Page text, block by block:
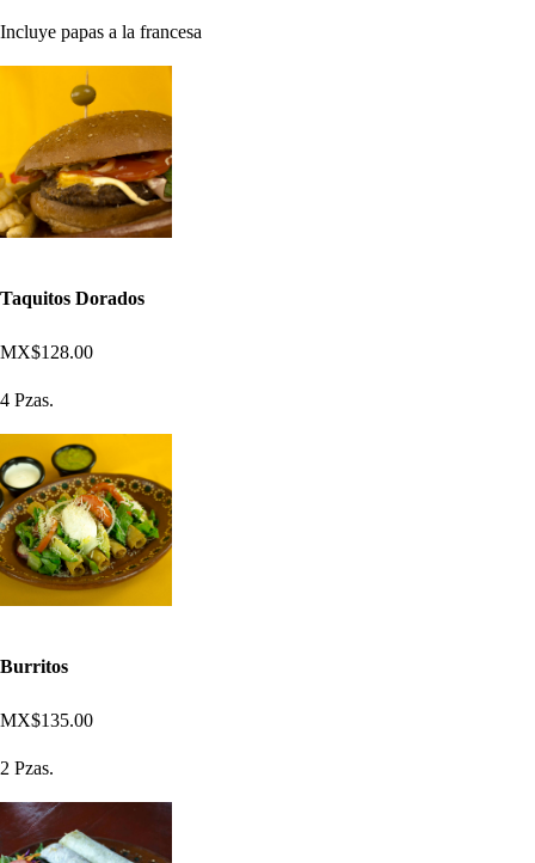
Incluye papas a la francesa
Taquitos Dorados
MX$128.00
4 Pzas.
Burritos
MX$135.00
2 Pzas.